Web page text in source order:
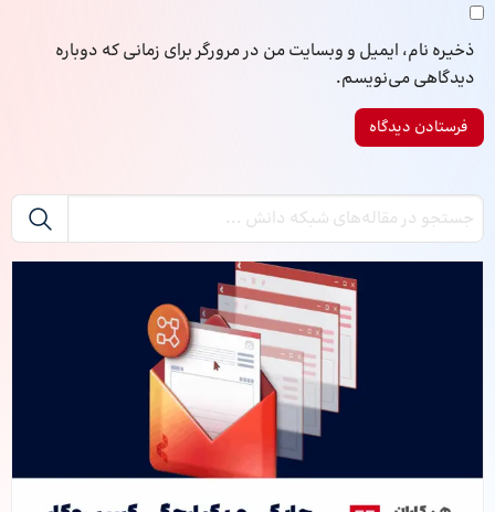
ذخیره نام، ایمیل و وبسایت من در مرورگر برای زمانی که دوباره
دیدگاهی می‌نویسم.